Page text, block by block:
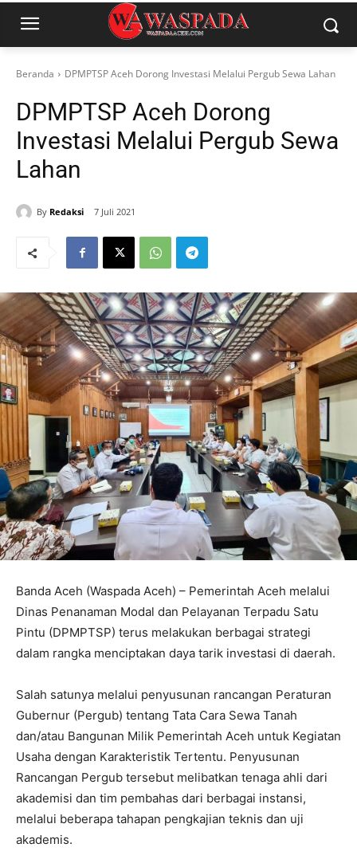
Beranda DPMPTSP Aceh Dorong Investasi Melalui Pergub Sewa Lahan
DPMPTSP Aceh Dorong
Investasi Melalui Pergub Sewa
Lahan
By Redaksi 7 Juli 2021
Banda Aceh (Waspada Aceh) – Pemerintah Aceh melalui
Dinas Penanaman Modal dan Pelayanan Terpadu Satu
Pintu (DPMPTSP) terus melakukan berbagai strategi
dalam rangka menciptakan daya tarik investasi di daerah.
Salah satunya melalui penyusunan rancangan Peraturan
Gubernur (Pergub) tentang Tata Cara Sewa Tanah
dan/atau Bangunan Milik Pemerintah Aceh untuk Kegiatan
Usaha dengan Karakteristik Tertentu. Penyusunan
Rancangan Pergub tersebut melibatkan tenaga ahli dari
akademisi dan tim pembahas dari berbagai instansi,
melalui beberapa tahapan pengkajian teknis dan uji
akademis.